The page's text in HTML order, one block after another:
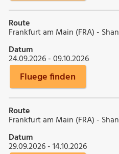
Route
Frankfurt am Main (FRA) -
Datum
24.09.2026 - 09.10.2026
Fluege finden
Route
Frankfurt am Main (FRA) -
Datum
29.09.2026 - 14.10.2026